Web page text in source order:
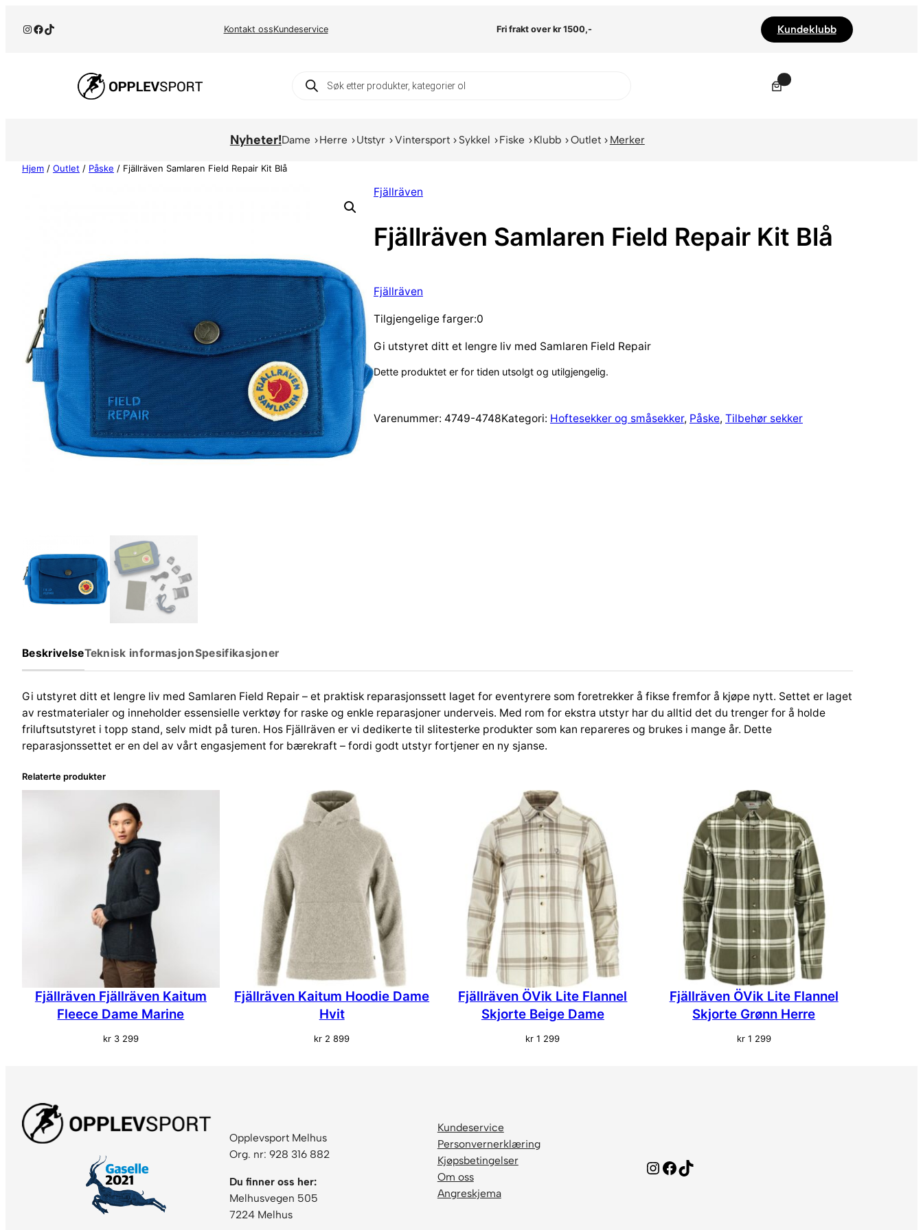
Instagram
Facebook
TikTok Kontakt ossKundeservice Fri frakt over kr 1500,- Kundeklubb
Products
search
Nyheter!Dame Herre Utstyr Vintersport Sykkel Fiske Klubb Outlet Merker
Hjem / Outlet / Påske / Fjällräven Samlaren Field Repair Kit Blå
Fjällräven
Fjällräven Samlaren Field Repair Kit Blå
Fjällräven
Tilgjengelige farger:0
Gi utstyret ditt et lengre liv med Samlaren Field Repair
Dette produktet er for tiden utsolgt og utilgjengelig.
Varenummer: 4749-4748Kategori: Hoftesekker og småsekker, Påske, Tilbehør sekker
BeskrivelseTeknisk informasjonSpesifikasjoner
Gi utstyret ditt et lengre liv med Samlaren Field Repair – et praktisk reparasjonssett laget for eventyrere som foretrekker å fikse fremfor å kjøpe nytt. Settet er laget
av restmaterialer og inneholder essensielle verktøy for raske og enkle reparasjoner underveis. Med rom for ekstra utstyr har du alltid det du trenger for å holde
friluftsutstyret i topp stand, selv midt på turen. Hos Fjällräven er vi dedikerte til slitesterke produkter som kan repareres og brukes i mange år. Dette
reparasjonssettet er en del av vårt engasjement for bærekraft – fordi godt utstyr fortjener en ny sjanse.
Relaterte produkter
Fjällräven Fjällräven Kaitum
Fleece Dame Marine
kr3 299
Fjällräven Kaitum Hoodie Dame
Hvit
kr 2 899
Fjällräven ÖVik Lite Flannel
Skjorte Beige Dame
kr 1 299
Fjällräven ÖVik Lite Flannel
Skjorte Grønn Herre
kr1 299
Opplevsport Melhus
Org. nr: 928 316 882
Du finner oss her:
Melhusvegen 505
7224 Melhus
Kundeservice
Personvernerklæring
Kjøpsbetingelser
Om oss
Angreskjema
InstagramFacebook TikTok